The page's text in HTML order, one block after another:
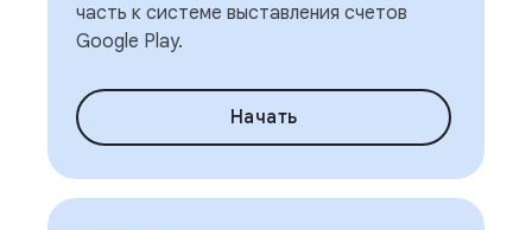
часть к системе выставления счетов
Google Play.
Начать